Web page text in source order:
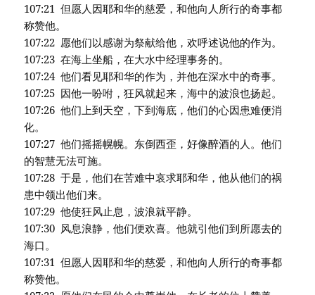
107:21 但愿人因耶和华的慈爱，和他向人所行的奇事都
称赞他。
107:22 愿他们以感谢为祭献给他，欢呼述说他的作为。
107:23 在海上坐船，在大水中经理事务的。
107:24 他们看见耶和华的作为，并他在深水中的奇事。
107:25 因他一吩咐，狂风就起来，海中的波浪也扬起。
107:26 他们上到天空，下到海底，他们的心因患难便消
化。
107:27 他们摇摇幌幌。东倒西歪，好像醉酒的人。他们
的智慧无法可施。
107:28 于是，他们在苦难中哀求耶和华，他从他们的祸
患中领出他们来。
107:29 他使狂风止息，波浪就平静。
107:30 风息浪静，他们便欢喜。他就引他们到所愿去的
海口。
107:31 但愿人因耶和华的慈爱，和他向人所行的奇事都
称赞他。